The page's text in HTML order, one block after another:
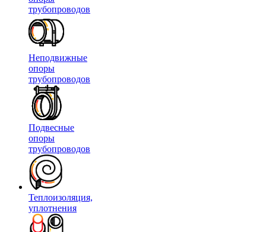
трубопроводов
Неподвижные
опоры
трубопроводов
Подвесные
опоры
трубопроводов
Теплоизоляция,
уплотнения